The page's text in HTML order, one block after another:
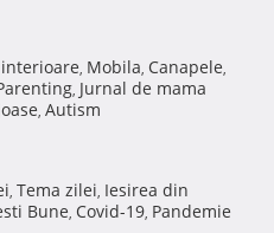
, Mobila, Canapele,
, Jurnal de mama
, Autism
, Tema zilei, Iesirea din
Bune, Covid-19, Pandemie